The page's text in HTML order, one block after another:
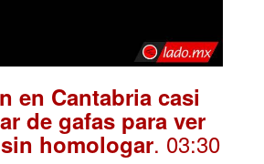
en Cantabria casi
de gafas para ver
homologar. 03:30